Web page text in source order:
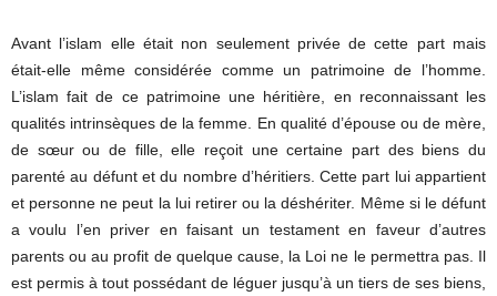
Avant l’islam elle était non seulement privée de cette part mais
était-elle même considérée comme un patrimoine de l’homme.
L’islam fait de ce patrimoine une héritière, en reconnaissant les
qualités intrinsèques de la femme. En qualité d’épouse ou de mère,
de sœur ou de fille, elle reçoit une certaine part des biens du
parenté au défunt et du nombre d’héritiers. Cette part lui appartient
et personne ne peut la lui retirer ou la déshériter. Même si le défunt
a voulu l’en priver en faisant un testament en faveur d’autres
parents ou au profit de quelque cause, la Loi ne le permettra pas. Il
est permis à tout possédant de léguer jusqu’à un tiers de ses biens,